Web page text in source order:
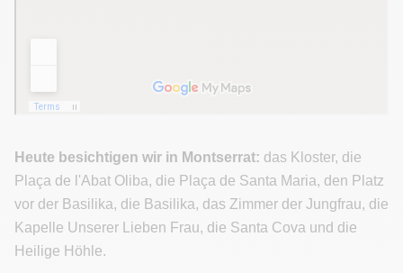
Heute besichtigen wir in Montserrat: das Kloster, die
Plaça de l'Abat Oliba, die Plaça de Santa Maria, den Platz
vor der Basilika, die Basilika, das Zimmer der Jungfrau, die
Kapelle Unserer Lieben Frau, die Santa Cova und die
Heilige Höhle.